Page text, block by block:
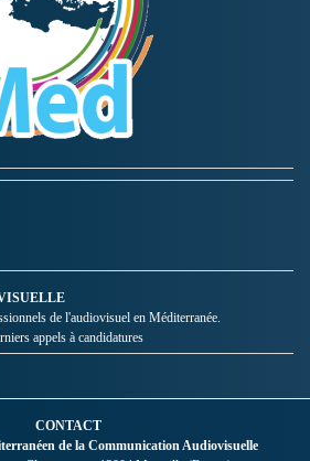
de l'audiovisuel en Méditerranée.
appels à candidatures
CONTACT
de la Communication Audiovisuelle